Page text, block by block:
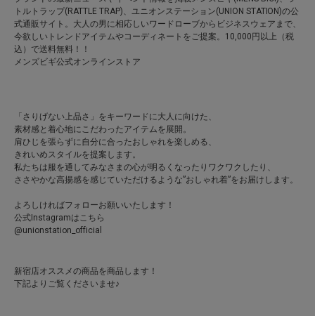
トルトラップ(RATTLE TRAP)、ユニオンステーション(UNION STATION)の公
式通販サイト。大人の男に相応しいワードローブからビジネスウェアまで、
今欲しいトレンドアイテムやコーディネートをご提案。10,000円以上（税
込）で送料無料！！
メンズビギ公式オンラインストア
「さりげない上品さ」をキーワードに大人に向けた、
素材感と着心地にこだわったアイテムを展開。
肩ひじを張らずに自分に合ったおしゃれを楽しめる、
きれいめスタイルを提案します。
私たちは服を通してみなさまの心が明るくなったりワクワクしたり、
ささやかな高揚感を感じていただけるような”おしゃれ着”をお届けします。
よろしければフォローお願いいたします！
公式Instagramはこちら
@unionstation_official
新宿店オススメの商品を商品します！
下記よりご覧くださいませ♪